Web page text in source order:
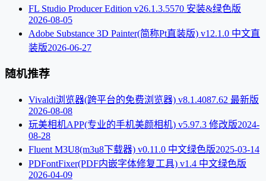
FL Studio Producer Edition v26.1.3.5570 安装&绿色版
2026-08-05
Adobe Substance 3D Painter(简称Pt直装版) v12.1.0 中文直
装版2026-06-27
随机推荐
Vivaldi浏览器(跨平台的免费浏览器) v8.1.4087.62 最新版
2026-08-08
玩美相机APP(专业的手机美颜相机) v5.97.3 修改版2024-
08-28
Fluent M3U8(m3u8下载器) v0.11.0 中文绿色版2025-03-14
PDFontFixer(PDF内嵌字体修复工具) v1.4 中文绿色版
2026-04-09